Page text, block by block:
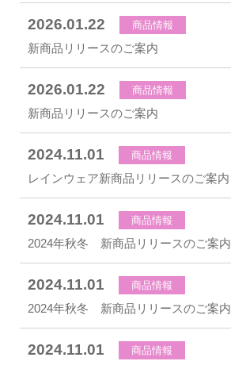
2026.01.22 商品情報
新商品リリースのご案内
2026.01.22 商品情報
新商品リリースのご案内
2024.11.01 商品情報
レインウェア新商品リリースのご案内
2024.11.01 商品情報
2024年秋冬 新商品リリースのご案内
2024.11.01 商品情報
2024年秋冬 新商品リリースのご案内
2024.11.01 商品情報